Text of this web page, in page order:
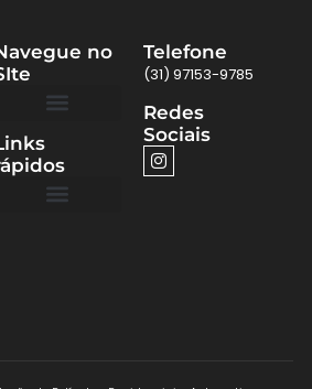
no
Telefone
(31) 97153-9785
Redes
Sociais